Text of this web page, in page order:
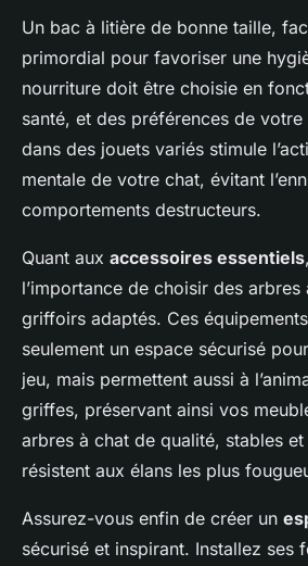
Un bac à litière de bonne taille,
primordial pour favoriser une
nourriture doit être choisie en
santé, et des préférences de
dans des jouets variés stimule
mentale de votre chat, évitant
comportements destructeurs.
Quant aux accessoires essentiels
l’importance de choisir des arbres
griffoirs adaptés. Ces
seulement un espace sécurisé
jeu, mais permettent aussi à
griffes, préservant ainsi vos
arbres à chat de qualité, stables
résistent aux élans les plus
Assurez-vous enfin de créer un
sécurisé et inspirant. Installez ses